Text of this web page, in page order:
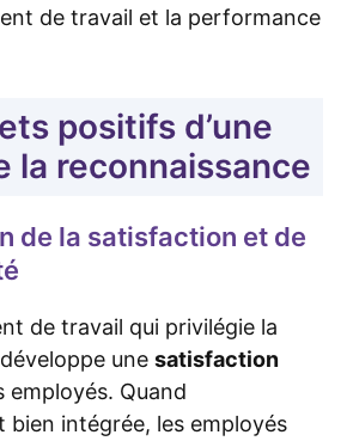
de travail et la performance
positifs d’une
la reconnaissance
de la satisfaction et de
de travail qui privilégie la
une satisfaction
employés. Quand
bien intégrée, les employés